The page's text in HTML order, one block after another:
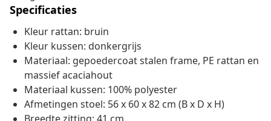
Specificaties
Kleur rattan: bruin
Kleur kussen: donkergrijs
Materiaal: gepoedercoat stalen frame, PE rattan en
massief acaciahout
Materiaal kussen: 100% polyester
Afmetingen stoel: 56 x 60 x 82 cm (B x D x H)